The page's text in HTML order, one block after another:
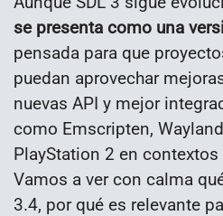
se presenta como una
pensada para que
puedan aprovechar
nuevas API y mejor
como Emscripten,
PlayStation 2 en
Vamos a ver con calma
3.4, por qué es relevante